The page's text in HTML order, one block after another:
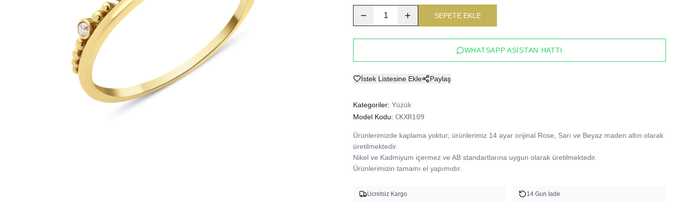
1 SEPETE EKLE
WHATSAPP ASISTAN HATTI
İstek Listesine Ekle Paylaş
Kategoriler: Yüzük
Model Kodu: CKXR109
Ürünlerimizde kaplama yoktur; ürünlerimiz 14 ayar orijinal Rose, Sarı ve Beyaz maden altın olarak
üretilmektedir.
Nikel ve Kadmiyum içermez ve AB standartlarına uygun olarak üretilmektedir.
Ürünlerimizin tamamı el yapımıdır.
Ucretsiz Kargo 14 Gun Iade